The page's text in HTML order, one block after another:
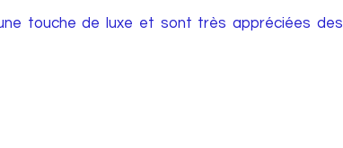
touche de luxe et sont très appréciées des